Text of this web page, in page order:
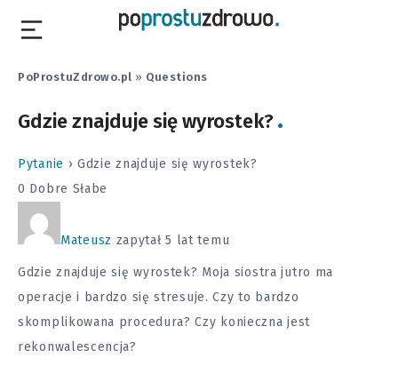
PoProstuZdrowo.pl » Questions
Gdzie znajduje się wyrostek?
Pytanie ›Gdzie znajduje się wyrostek?
0 Dobre Słabe
Mateusz zapytał 5 lat temu
Gdzie znajduje się wyrostek? Moja siostra jutro ma
operacje i bardzo się stresuje. Czy to bardzo
skomplikowana procedura? Czy konieczna jest
rekonwalescencja?